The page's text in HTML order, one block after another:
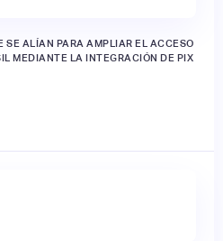
SE ALÍAN PARA AMPLIAR EL ACCESO
MEDIANTE LA INTEGRACIÓN DE PIX